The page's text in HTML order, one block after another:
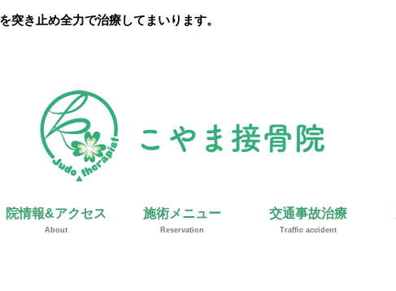
突き止め全力で治療してまいります。
院情報&アクセス
About
施術メニュー
Reservation
交通事故治療
Traffic accident